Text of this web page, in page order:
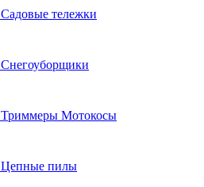
Садовые тележки
Снегоуборщики
Триммеры Мотокосы
Цепные пилы